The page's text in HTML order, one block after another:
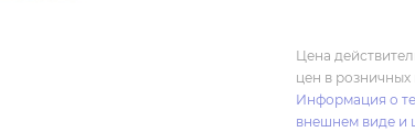
Цена
цен в розничных
Информация о
внешнем виде и